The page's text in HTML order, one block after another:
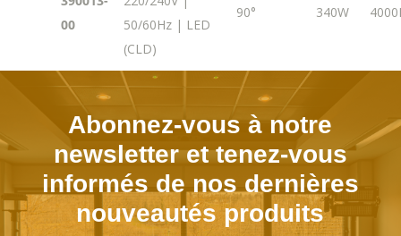
00
50/60Hz | LED
(CLD)
90° 340W
Abonnez-vous à notre
newsletter et tenez-vous
informés de nos dernières
nouveautés produits